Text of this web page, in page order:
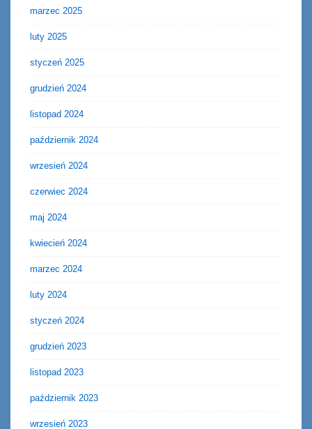
marzec 2025
luty 2025
styczeń 2025
grudzień 2024
listopad 2024
październik 2024
wrzesień 2024
czerwiec 2024
maj 2024
kwiecień 2024
marzec 2024
luty 2024
styczeń 2024
grudzień 2023
listopad 2023
październik 2023
wrzesień 2023